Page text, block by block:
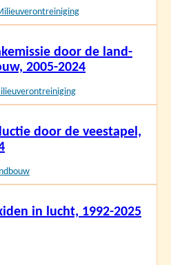
door de land-
2005-2024
door de veestapel,
in lucht, 1992-2025